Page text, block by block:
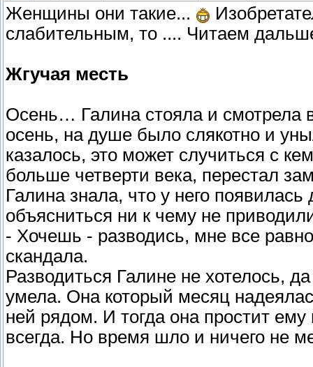
Женщины они такие...
слабительным, то .... Читаем
Жгучая месть
Осень… Галина стояла и смотрела
осень, на душе было слякотно и
казалось, это может случиться с
больше четверти века, перестал
Галина знала, что у него
объясниться ни к чему не
- Хочешь - разводись, мне все
скандала.
Разводиться Галине не хотелось,
умела. Она который месяц
ней рядом. И тогда она простит
всегда. Но время шло и ничего не